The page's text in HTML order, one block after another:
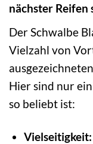
nächster Reifen
Der Schwalbe
Vielzahl von
Hier sind nur
so beliebt ist:
Vielseitigkeit: